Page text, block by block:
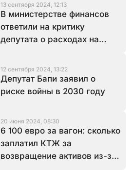
13 сентября 2024, 12:13
В министерстве финансов
ответили на критику
депутата о расходах на
12 сентября 2024, 13:22
Депутат Бапи заявил о
риске войны в 2030 году
20 июня 2024, 08:30
6 100 евро за вагон: сколько
заплатил КТЖ за
возвращение активов из-за